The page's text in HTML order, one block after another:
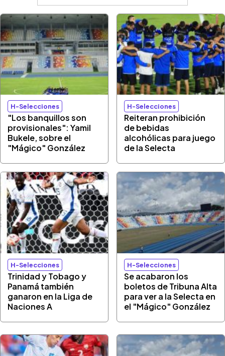
H-Selecciones
"Los banquillos son
provisionales": Yamil
Bukele, sobre el
"Mágico" González
H-Selecciones
Reiteran prohibición
de bebidas
alcohólicas para juego
de la Selecta
H-Selecciones
Trinidad y Tobago y
Panamá también
ganaron en la Liga de
Naciones A
H-Selecciones
Se acabaron los
boletos de Tribuna Alta
para ver a la Selecta en
el "Mágico" González